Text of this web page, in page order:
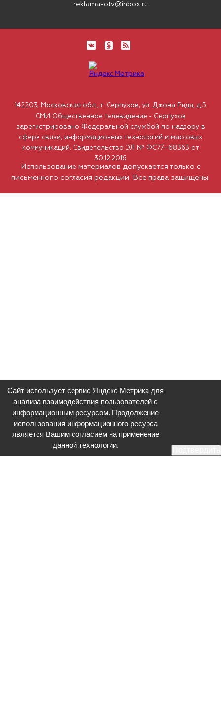
reklama-otv@inbox.ru
Использование материалов допускается только с
письменного согласия редакции. Все права защищены.
142203, Московская обл., г. Серпухов, ул. Джона Рида, д.5
СМИ Общественное телевидение - Серпухов
зарегистрировано Федеральной службой по надзору в
сфере связи, информационных технологий и массовых
коммуникаций. Свидетельство ЭЛ № ФС77–68363 от
30.12.2016
Сайт использует сервис Яндекс Метрика для
анализа взаимодействия пользователей с
информационным ресурсом. Продолжение
использования информационного ресурса
является Вашим согласием на применение
данной технологии.